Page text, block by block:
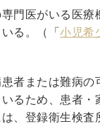
門医がいる医
る。（「 小児希
者または難病
るため、患者
、登録衛生検